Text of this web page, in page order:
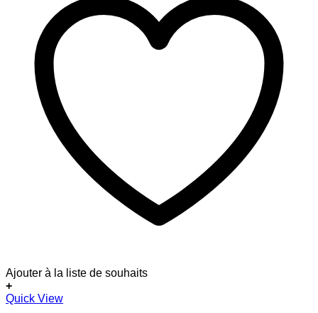
Ajouter à la liste de souhaits
+
Dieses
Quick View